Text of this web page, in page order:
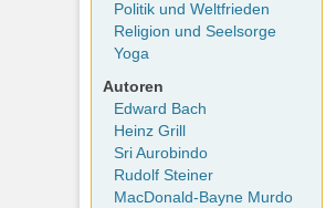
Politik und Weltfrieden
Religion und Seelsorge
Yoga
Autoren
Edward Bach
Heinz Grill
Sri Aurobindo
Rudolf Steiner
MacDonald-Bayne Murdo